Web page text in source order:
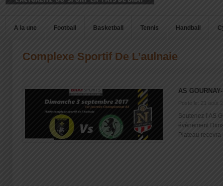
A la une Football Basketball Tennis Handball
Complexe Sportif De L’aulnaie
AS
Posté le: 21 août
Soutenez l’AS
évènement
Plateau recevra